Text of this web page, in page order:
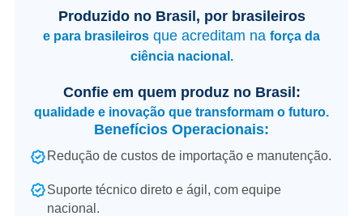
Produzido no Brasil, por brasileiros
e para brasileiros que acreditam na força da
ciência nacional.
Confie em quem produz no Brasil:
qualidade e inovação que transformam o futuro.
Benefícios Operacionais:
Redução de custos de importação e manutenção.
Suporte técnico direto e ágil, com equipe
nacional.